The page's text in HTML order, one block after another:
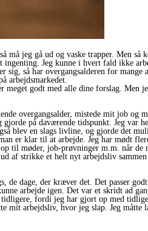
jeg gå ud og vaske trapper. Men så
ingenting. Jeg kunne i hvert fald ikke
så har overgangsalderen for mange
arbejdsmarkedet.
godt med alle dine forslag. Men
overgangsalder, mistede mit job og
på daværende tidspunkt. Jeg var
blev en slags livline, og gjorde det
er klar til at arbejde. Jeg har mødt
til møder, job-prøvninger m.m. når de
af strikke et helt nyt arbejdsliv
de dage, der kræver det. Det passer
arbejde igen. Det var et skridt ad
tidligere, fordi jeg har gjort op med
mit arbejdsliv, hvor jeg slap. Jeg måtte